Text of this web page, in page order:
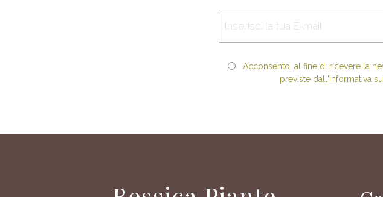
Acconsento, al fine di ricevere la
previste dall'informativa